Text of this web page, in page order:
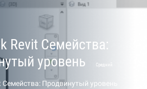
Revit Семейства:
уровень
Средний
Семейства: Продвинутый уровень